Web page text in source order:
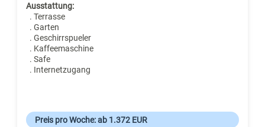
Ausstattung:
. Terrasse
. Garten
. Geschirrspueler
. Kaffeemaschine
. Safe
. Internetzugang
Preis pro Woche: ab 1.372 EUR